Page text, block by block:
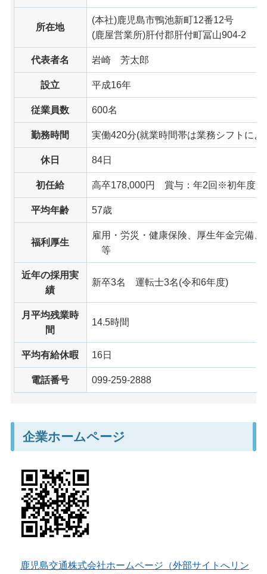
所在地
(本社)鹿児島市鴨池新町12番12号
(鹿屋営業所)肝付郡肝付町冨山904-2
代表者名 岩崎 芳太郎
設立 平成16年
従業員数 600名
勤務時間 実働420分(就業時間帯は業務シフトによ
休日 84日
初任給 高卒178,000円 賞与：年2回※初年度は
平均年齢 57歳
福利厚生
雇用・労災・健康保険、厚生年金完備
等
近年の採用実
績
新卒3名 運転士3名(令和6年度)
月平均残業時
間
14.5時間
平均有給休暇 16日
電話番号 099-259-2888
企業ホームページ
鹿児島交通株式会社ホームページ（外部サイトへリン